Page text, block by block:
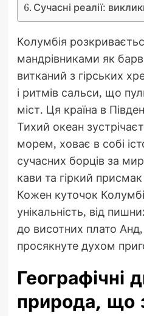
Сучасні реалії:
Колумбія
мандрівниками як
витканий з гірських
і ритмів сальси, що
міст. Ця країна в
Тихий океан
морем, ховає в собі
сучасних борців за
кави та гіркий
Кожен куточок
унікальність, від
до висотних плато Анд,
просякнуте духом
Географічні
природа, що